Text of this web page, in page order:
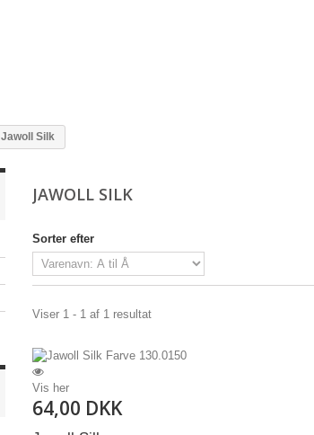
Jawoll Silk
JAWOLL SILK
Sorter efter
Viser 1 - 1 af 1 resultat
Vis her
64,00 DKK